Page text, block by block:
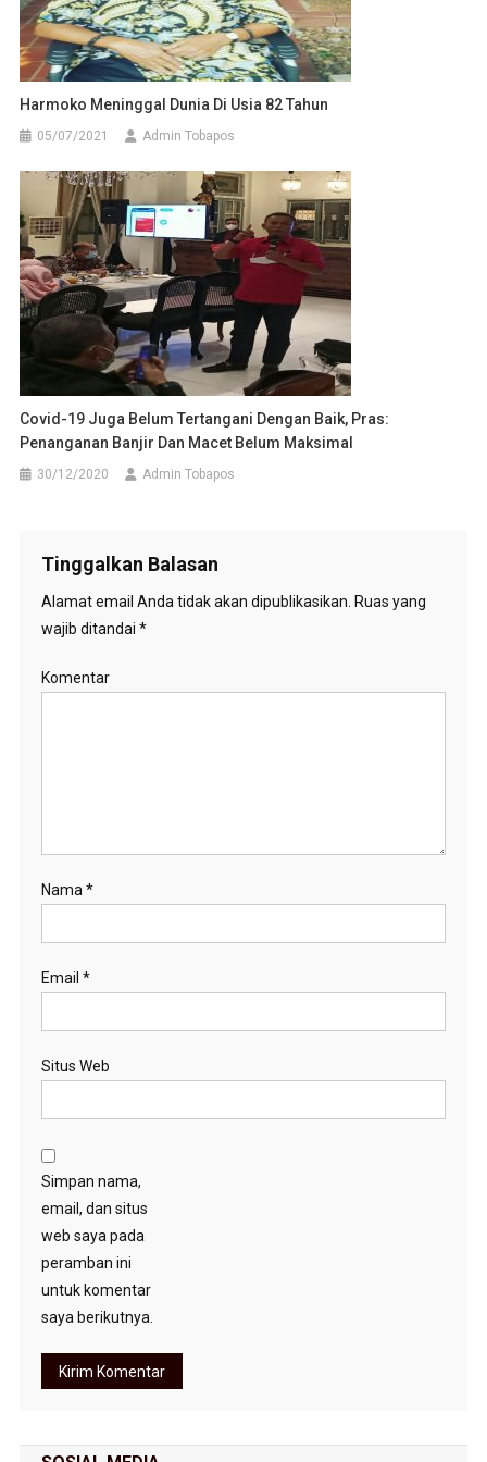
Harmoko Meninggal Dunia Di Usia 82 Tahun
05/07/2021 Admin Tobapos
Covid-19 Juga Belum Tertangani Dengan Baik, Pras:
Penanganan Banjir Dan Macet Belum Maksimal
30/12/2020 Admin Tobapos
Tinggalkan Balasan
Alamat email Anda tidak akan dipublikasikan. Ruas yang
wajib ditandai *
Komentar
Nama *
Email *
Situs Web
Simpan nama,
email, dan situs
web saya pada
peramban ini
untuk komentar
saya berikutnya.